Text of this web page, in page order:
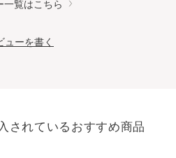
一覧はこちら
ューを書く
されているおすすめ商品